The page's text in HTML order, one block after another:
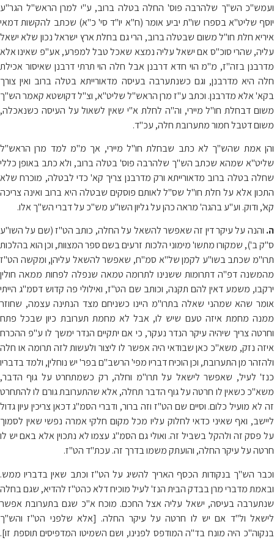
ועמש"כ הש"ך שלהרבה פוס' החלה בטלה ברוב, ע"י למרן הראש"ל הגר"ע
יוסף שליט"א בספרו שו"ת יביע אומר (ח"א יו"ד סי' כ"א) שכתב להקשות דמאי
איריא חלת חו"ל משום שבטלה ברוב, הרי גם בחלת ארץ ישראל נכון שלא ישאל
עליה, שהרי סוכ"ס אם ישאל עליה נמצא שאכל טבל למפרע, אע"פ שאינו אלא
מדרבנן בזה"ז, מ"מ הוי חדא דרבנן אבל חלה הוי תרתי דרבנן שאיסור אכילת
חלה היא מדרבנן, וגם כשנתערבה בעיסה מדאורייתא בטלה ברוב ואין צורך
בקא' אלא מדרבנן. וכתב ע"ז מרן הראש"ל שליט"א, וצ"ל דקושטא קאמר הש"ך
משום דבחלת חו"ל מיירי, וה"ה לחלת א"י שאין לשאול על העיסה כשנאכלה,
משום דטבל חמור מתערובת חלה, עכ"ד.
והן אמת שהש"ך לא כתב שבחלת חו"ל מיירי, אך מ"מ למד מרן הראש"ל
שליט"א שמהא שכתב הש"ך שלהרבה פוס' בטלה ברוב, ולא כתב באופן כללי
שחלה בטלה ברוב מדאורייתא ורק מדרבנן צריך קא' כדי לבטלה, מוכרח שלא
התכון אלא על חלת חו"ל שס"ל לאותם פוסקים שבטלה היא ברוב ואינה צריכה
קא', ודוק. וע"ע בהגה' מראה כהן על גליון השו"ע מש"כ על דברי הש"ך אלו.
ה. והנה על עיקר דין זה שאפשר להשאל על החלה, כותב הט"ז (שם על השו"ע
ס"ק ב'), שמקורו מתשו' מימוני הלכות זרעים בשם ספר המצוות, וכן הוא בהלכות
תרו"מ שכתב בשו"ע לקמן של"א סמ"ח, שאפשר להשאל עליהן, ומקשה הט"ז
מהמשנה דפ"ה דתרומות ששנינו לתרומה טמאה שנפלה לפחות ממאה חולין
ירקבו, משמע דאין להם תקנה, וכותב שם הט"ז, ואילולי פה קדוש דסמ"ג הייתי
אומר שהא שמהני שאלה בתרו"מ היינו כשניחם מצד הנתינה עצמה, שחוזר
ממנה מחמת איזה טעם שיש לו, אבל לא מחמת תערובת כיון שבכל פתח
וחרטה צריך שיהיה עיקר הנדר נעקר, כי אם יתקיים הנדר ימשך לו ע"פ ההכרח
איזה נזק, משא"כ כאן שבודאי היה אפשר לו ליצור ולעשות לזה תרומה או חלה
ולהזהר מן התערובת, וכן הוכיח דבריו מפי' הרשב"ם בפר' יש נוחלין, ולמד בדבריו
כנז' לעיל, שאפשר לישאל על תרו"מ וחלה, רק כשמתחרט על גוף הדבר,
משא"כ כשאין לו חרטה על גוף הדבר תחלה, אלא שהתערובת גורם לו להתחרט
זה לא מועיל כלום. וסיים שם הט"ז וזה ברור, ודברי הסמ"ג דכאן צריכין עיון גדול
ליישב, ואף שאיני כדאי לחלוק עליו מכל מקום חלקי אמרה נפשי שאין לסמוך
על פסק זה ולהקל בשביל זה. ואולי גם הסמ"ג עצמו לא נתכוין אלא באם יש לו
חרטה על עיקר החלה, והועתק משמו בדרך זה. עכת"ד הט"ז.
וכבר הש"ך בנקודות הכסף האריך להשיג על הט"ז וכתב שאין בדבריו ממש.
ובאמת מדברי מרן בבדק הבית הנז' לעיל מוכיח דלא כהט"ז להדיא, שגם בחלה
שנתערבה בעיסה, ישאל עליה אצל החכם. מוכח א"כ שגם בתערובת אפשר
לישאל ול"ד אם יש לו חרטה על עיקר החלה. [אלא שלפני הט"ז והש"ך
בנקוה"כ היה מונח בד"ה המודפס לפנינו, ושם השמיטו המדפיסים תוספת זו].